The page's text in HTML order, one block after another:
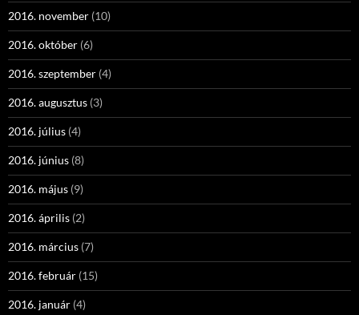
2016. november (10)
2016. október (6)
2016. szeptember (4)
2016. augusztus (3)
2016. július (4)
2016. június (8)
2016. május (9)
2016. április (2)
2016. március (7)
2016. február (15)
2016. január (4)